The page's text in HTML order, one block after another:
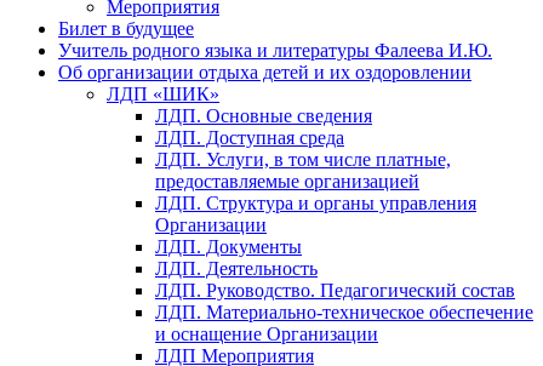
Мероприятия
Билет в будущее
Учитель родного языка и литературы Фалеева И.Ю.
Об организации отдыха детей и их оздоровлении
ЛДП «ШИК»
ЛДП. Основные сведения
ЛДП. Доступная среда
ЛДП. Услуги, в том числе платные,
предоставляемые организацией
ЛДП. Структура и органы управления
Организации
ЛДП. Документы
ЛДП. Деятельность
ЛДП. Руководство. Педагогический состав
ЛДП. Материально-техническое обеспечение
и оснащение Организации
ЛДП Мероприятия